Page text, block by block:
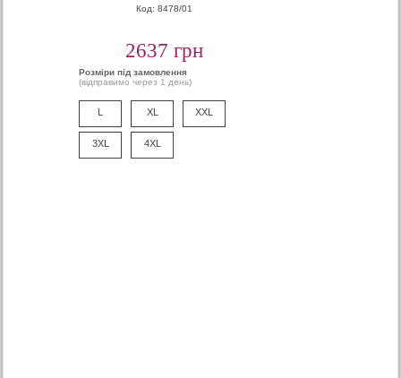
Код: 8478/01
2637 грн
Розміри під замовлення
(відправимо через 1 день)
L XL XXL
3XL 4XL